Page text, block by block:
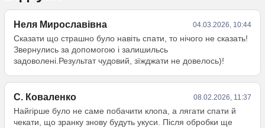
Неля Мирославівна 04.03.2026, 10:44
Сказати що страшно було навіть спати, то нічого не сказать!
Звернулись за допомогою і залишильсь
задоволені.Результат чудовий, зїжджати не довелось)!
С. Коваленко 08.02.2026, 11:37
Найгірше було не саме побачити клопа, а лягати спати й
чекати, що зранку знову будуть укуси. Після обробки ще